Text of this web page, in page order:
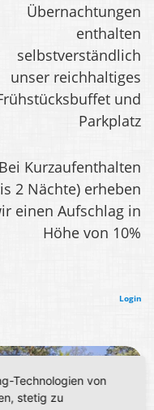
Übernachtungen
enthalten
selbstverständlich
unser reichhaltiges
und
Parkplatz
Bei Kurzaufenthalten
2 Nächte) erheben
einen Aufschlag in
Höhe von 10%
Login
Technologien von
stetig zu